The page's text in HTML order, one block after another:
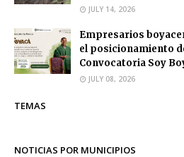
JULY 14, 2026
Empresarios
el posicionamiento
Convocatoria Soy
JULY 08, 2026
TEMAS
NOTICIAS POR MUNICIPIOS